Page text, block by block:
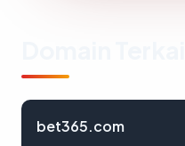
bet365.com